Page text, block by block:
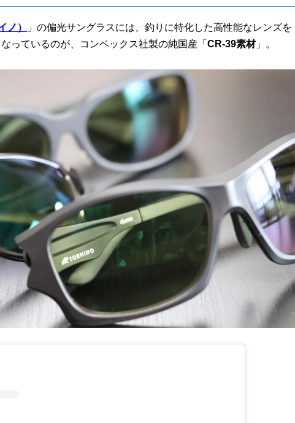
ノ）
」の偏光サングラスには、釣りに特化した高性能なレンズを
っているのが、コンベックス社製の純国産「 CR-39素材」。